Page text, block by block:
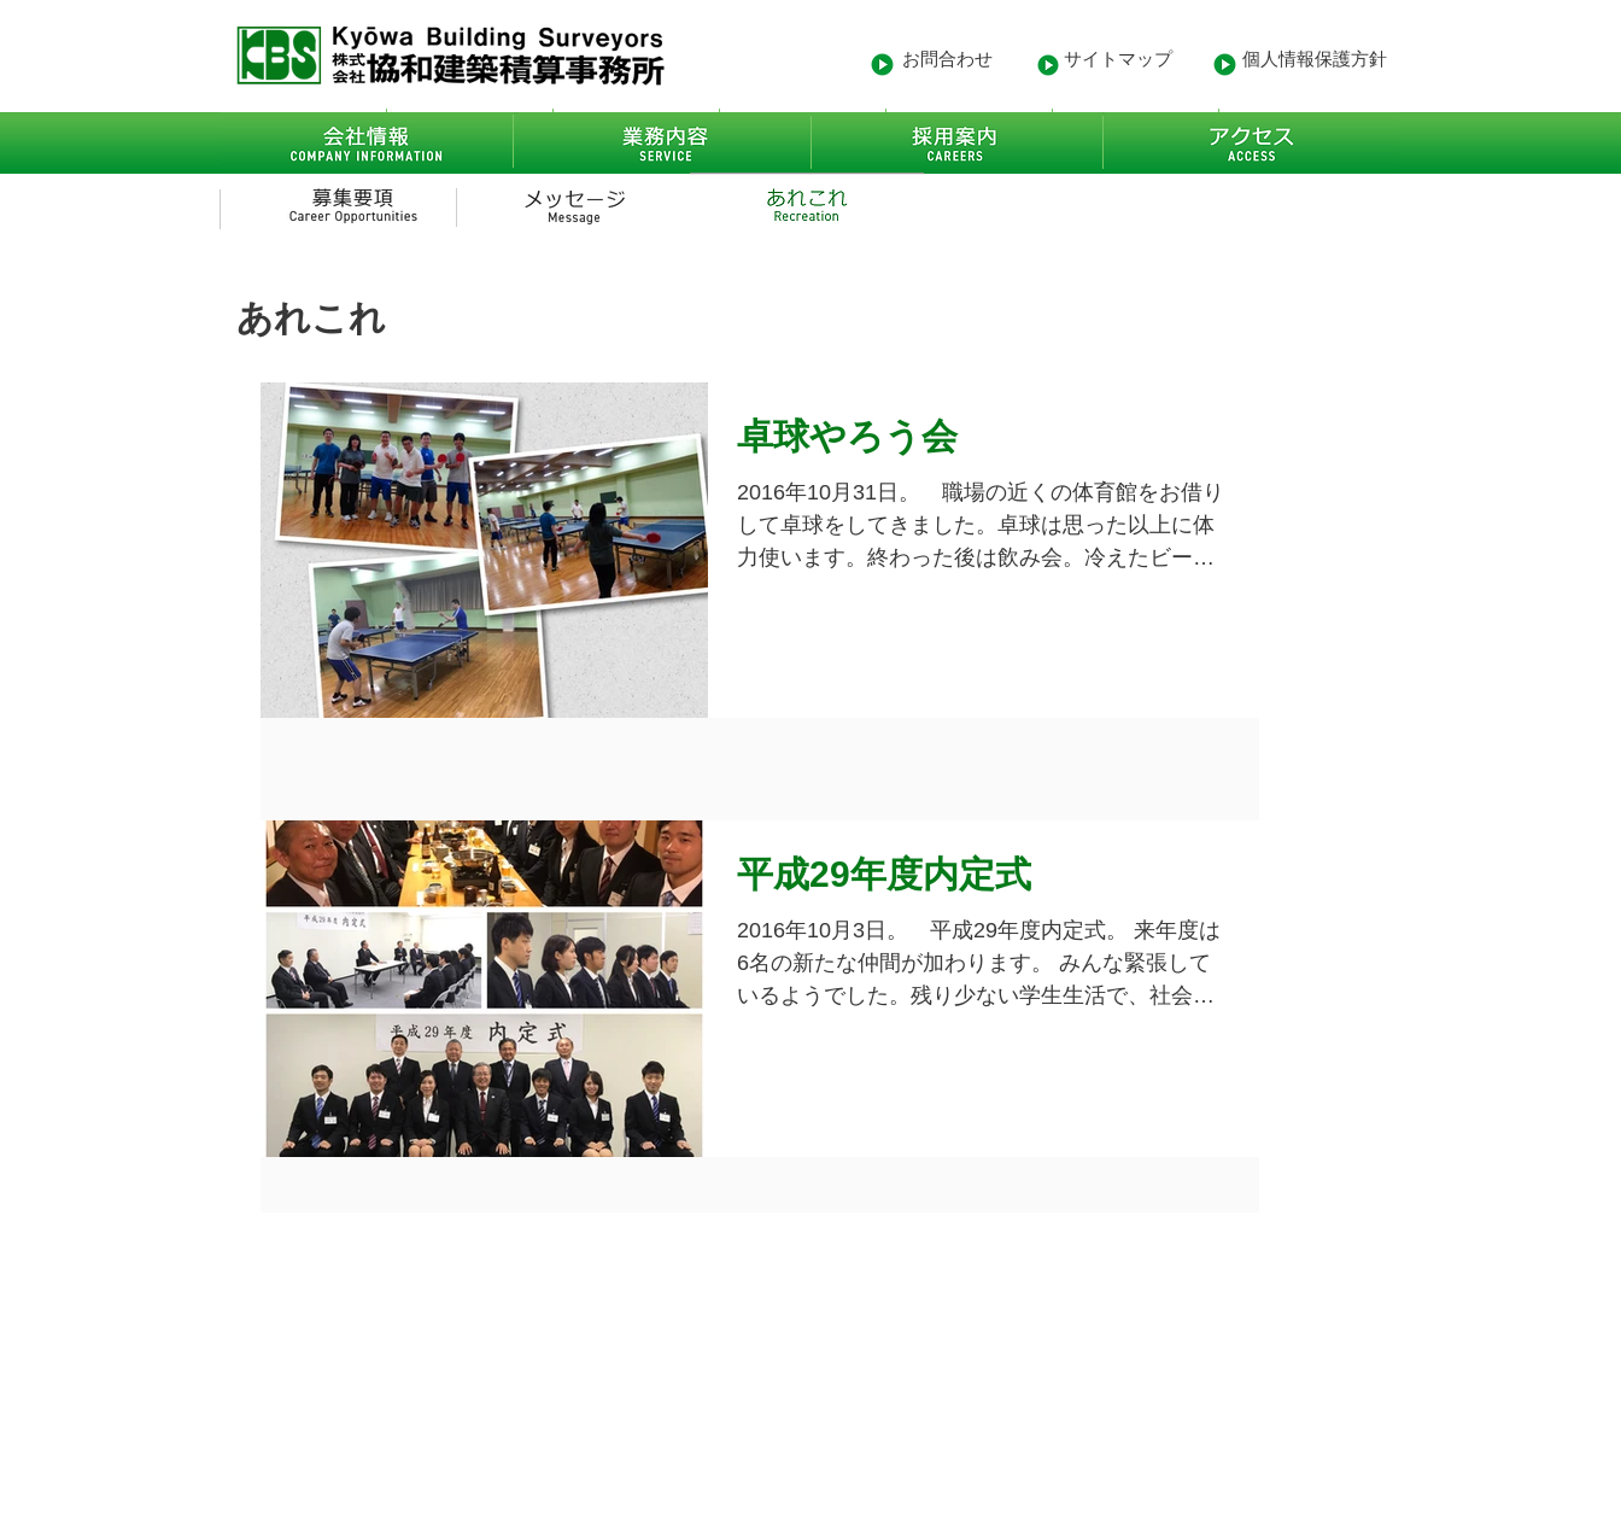
お問合わせ サイトマップ 個人情報保護方針
会社情報 - ごあいさつ - 沿革 業務内容 - 得意先 - 業務経歴 More
あれこれ
卓球やろう会
2016年10月31日。 職場の近くの体育館をお借り
して卓球をしてきました。卓球は思った以上に体
力使います。終わった後は飲み会。冷えたビール
平成29年度内定式
2016年10月3日。 平成29年度内定式。 来年度は
6名の新たな仲間が加わります。 みんな緊張して
いるようでした。残り少ない学生生活で、社会人